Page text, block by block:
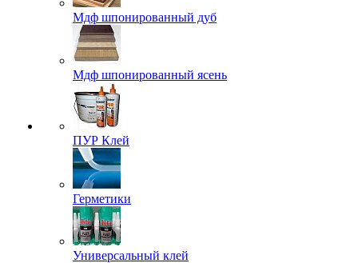
Мдф шпонированный дуб
Мдф шпонированный ясень
ПУР Клей
Герметики
Универсальный клей